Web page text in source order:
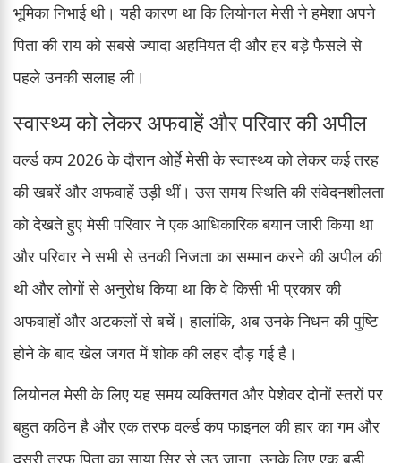
भूमिका निभाई थी। यही कारण था कि लियोनल मेसी ने हमेशा अपने
पिता की राय को सबसे ज्यादा अहमियत दी और हर बड़े फैसले से
पहले उनकी सलाह ली।
स्वास्थ्य को लेकर अफवाहें और परिवार की अपील
वर्ल्ड कप 2026 के दौरान ओर्हे मेसी के स्वास्थ्य को लेकर कई तरह
की खबरें और अफवाहें उड़ी थीं। उस समय स्थिति की संवेदनशीलता
को देखते हुए मेसी परिवार ने एक आधिकारिक बयान जारी किया था
और परिवार ने सभी से उनकी निजता का सम्मान करने की अपील की
थी और लोगों से अनुरोध किया था कि वे किसी भी प्रकार की
अफवाहों और अटकलों से बचें। हालांकि, अब उनके निधन की पुष्टि
होने के बाद खेल जगत में शोक की लहर दौड़ गई है।
लियोनल मेसी के लिए यह समय व्यक्तिगत और पेशेवर दोनों स्तरों पर
बहुत कठिन है और एक तरफ वर्ल्ड कप फाइनल की हार का गम और
दूसरी तरफ पिता का साया सिर से उठ जाना, उनके लिए एक बड़ी